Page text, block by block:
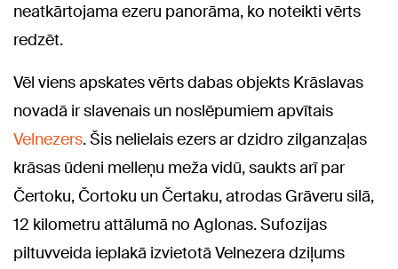
neatkārtojama ezeru panorāma, ko noteikti vērts
redzēt.
Vēl viens apskates vērts dabas objekts Krāslavas
novadā ir slavenais un noslēpumiem apvītais
Velnezers. Šis nelielais ezers ar dzidro zilganzaļas
krāsas ūdeni melleņu meža vidū, saukts arī par
Čertoku, Čortoku un Čertaku, atrodas Grāveru silā,
12 kilometru attālumā no Aglonas. Sufozijas
piltuvveida ieplakā izvietotā Velnezera dziļums